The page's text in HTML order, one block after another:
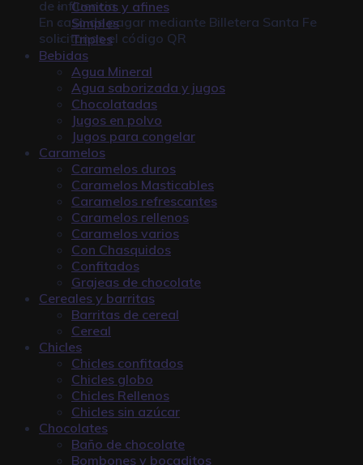
de influencia
En caso de pagar mediante Billetera Santa Fe
solicitanos el código QR
Conitos y afines
Simples
Triples
Bebidas
Agua Mineral
Agua saborizada y jugos
Chocolatadas
Jugos en polvo
Jugos para congelar
Caramelos
Caramelos duros
Caramelos Masticables
Caramelos refrescantes
Caramelos rellenos
Caramelos varios
Con Chasquidos
Confitados
Grajeas de chocolate
Cereales y barritas
Barritas de cereal
Cereal
Chicles
Chicles confitados
Chicles globo
Chicles Rellenos
Chicles sin azúcar
Chocolates
Baño de chocolate
Bombones y bocaditos